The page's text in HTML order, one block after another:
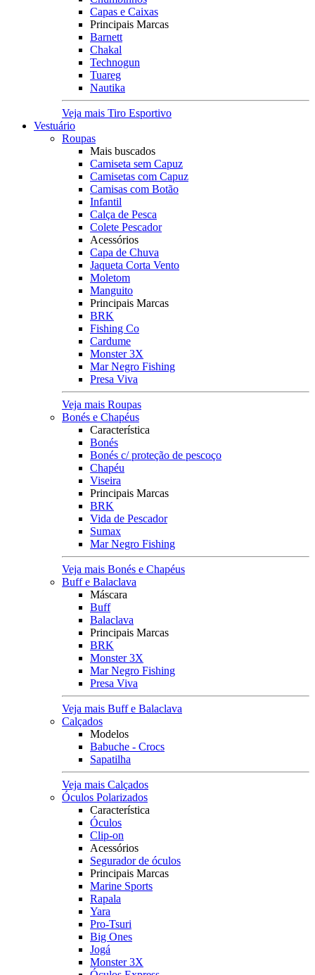
Capas e Caixas
Principais Marcas
Barnett
Chakal
Technogun
Tuareg
Nautika
Veja mais Tiro Esportivo
Vestuário
Roupas
Mais buscados
Camiseta sem Capuz
Camisetas com Capuz
Camisas com Botão
Infantil
Calça de Pesca
Colete Pescador
Acessórios
Capa de Chuva
Jaqueta Corta Vento
Moletom
Manguito
Principais Marcas
BRK
Fishing Co
Cardume
Monster 3X
Mar Negro Fishing
Presa Viva
Veja mais Roupas
Bonés e Chapéus
Característica
Bonés
Bonés c/ proteção de pescoço
Chapéu
Viseira
Principais Marcas
BRK
Vida de Pescador
Sumax
Mar Negro Fishing
Veja mais Bonés e Chapéus
Buff e Balaclava
Máscara
Buff
Balaclava
Principais Marcas
BRK
Monster 3X
Mar Negro Fishing
Presa Viva
Veja mais Buff e Balaclava
Calçados
Modelos
Babuche - Crocs
Sapatilha
Veja mais Calçados
Óculos Polarizados
Característica
Óculos
Clip-on
Acessórios
Segurador de óculos
Principais Marcas
Marine Sports
Rapala
Yara
Pro-Tsuri
Big Ones
Jogá
Monster 3X